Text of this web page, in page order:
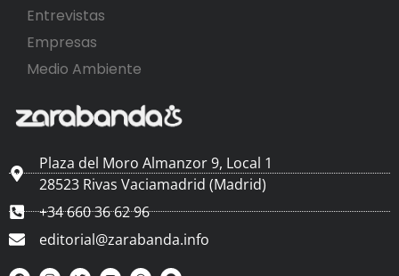
Entrevistas
Empresas
Medio Ambiente
Plaza del Moro Almanzor 9, Local 1
28523 Rivas Vaciamadrid (Madrid)
+34 660 36 62 96
editorial@zarabanda.info